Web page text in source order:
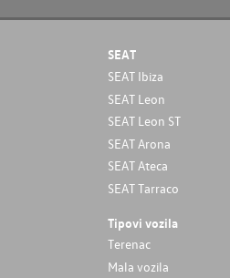
SEAT
SEAT Ibiza
SEAT Leon
SEAT Leon ST
SEAT Arona
SEAT Ateca
SEAT Tarraco
Tipovi vozila
Terenac
Mala vozila